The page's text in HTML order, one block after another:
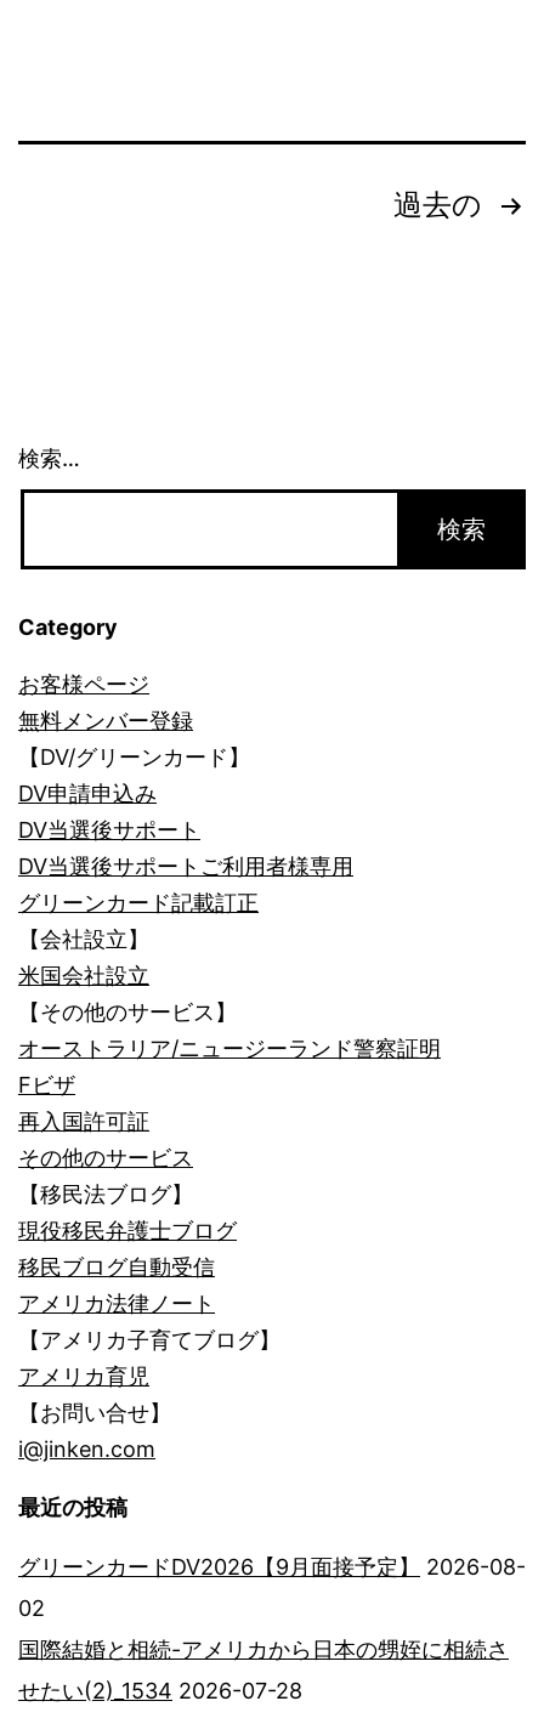
ジ
過去の
検索…
Category
お客様ページ
無料メンバー登録
【DV/グリーンカード】
DV申請申込み
DV当選後サポート
DV当選後サポートご利用者様専用
グリーンカード記載訂正
【会社設立】
米国会社設立
【その他のサービス】
オーストラリア/ニュージーランド警察証明
Fビザ
再入国許可証
その他のサービス
【移民法ブログ】
現役移民弁護士ブログ
移民ブログ自動受信
アメリカ法律ノート
【アメリカ子育てブログ】
アメリカ育児
【お問い合せ】
i@jinken.com
最近の投稿
グリーンカードDV2026【9月面接予定】
2026-08-
02
国際結婚と相続-アメリカから日本の甥姪に相続さ
せたい(2)_1534 2026-07-28